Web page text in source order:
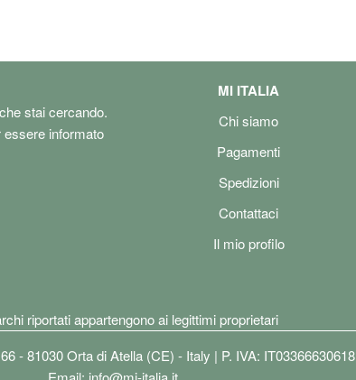
stai cercando.
essere informato
MI ITALIA
Chi siamo
Pagamenti
Spedizioni
Contattaci
Il mio profilo
riportati appartengono ai legittimi proprietari
- 81030 Orta di Atella (CE) - Italy | P. IVA: IT03366630618